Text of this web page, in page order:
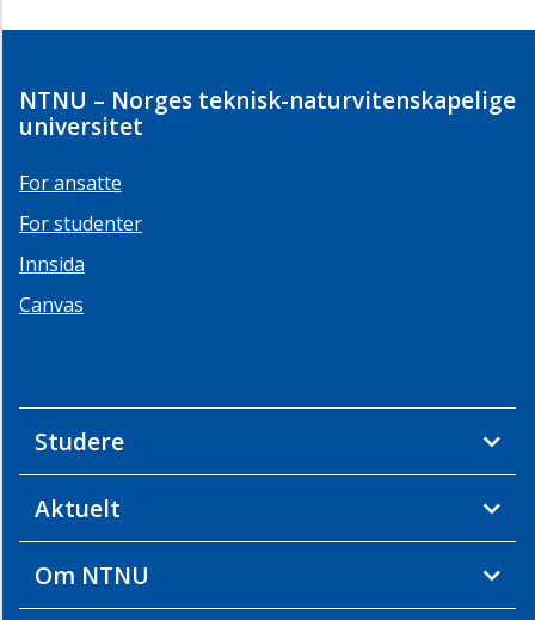
NTNU – Norges teknisk-naturvitenskapelige
universitet
For ansatte
For studenter
Innsida
Canvas
Studere
Aktuelt
Om NTNU